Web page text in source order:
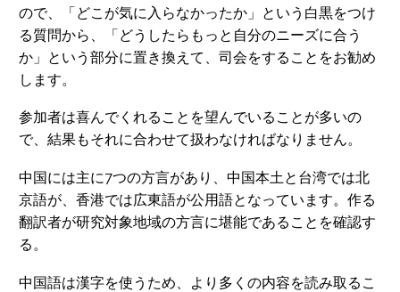
ので、「どこが気に入らなかったか」という白黒をつけ
る質問から、「どうしたらもっと自分のニーズに合う
か」という部分に置き換えて、司会をすることをお勧め
します。
参加者は喜んでくれることを望んでいることが多いの
で、結果もそれに合わせて扱わなければなりません。
中国には主に7つの方言があり、中国本土と台湾では北
京語が、香港では広東語が公用語となっています。作る
翻訳者が研究対象地域の方言に堪能であることを確認す
る。
中国語は漢字を使うため、より多くの内容を読み取るこ